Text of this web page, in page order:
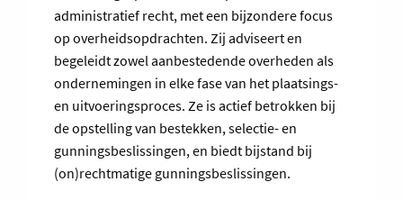
administratief recht, met een bijzondere focus
op overheidsopdrachten. Zij adviseert en
begeleidt zowel aanbestedende overheden als
ondernemingen in elke fase van het plaatsings-
en uitvoeringsproces. Ze is actief betrokken bij
de opstelling van bestekken, selectie- en
gunningsbeslissingen, en biedt bijstand bij
(on)rechtmatige gunningsbeslissingen.